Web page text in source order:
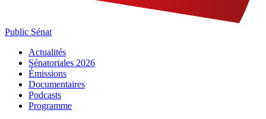
Public Sénat
Actualités
Sénatoriales 2026
Émissions
Documentaires
Podcasts
Programme